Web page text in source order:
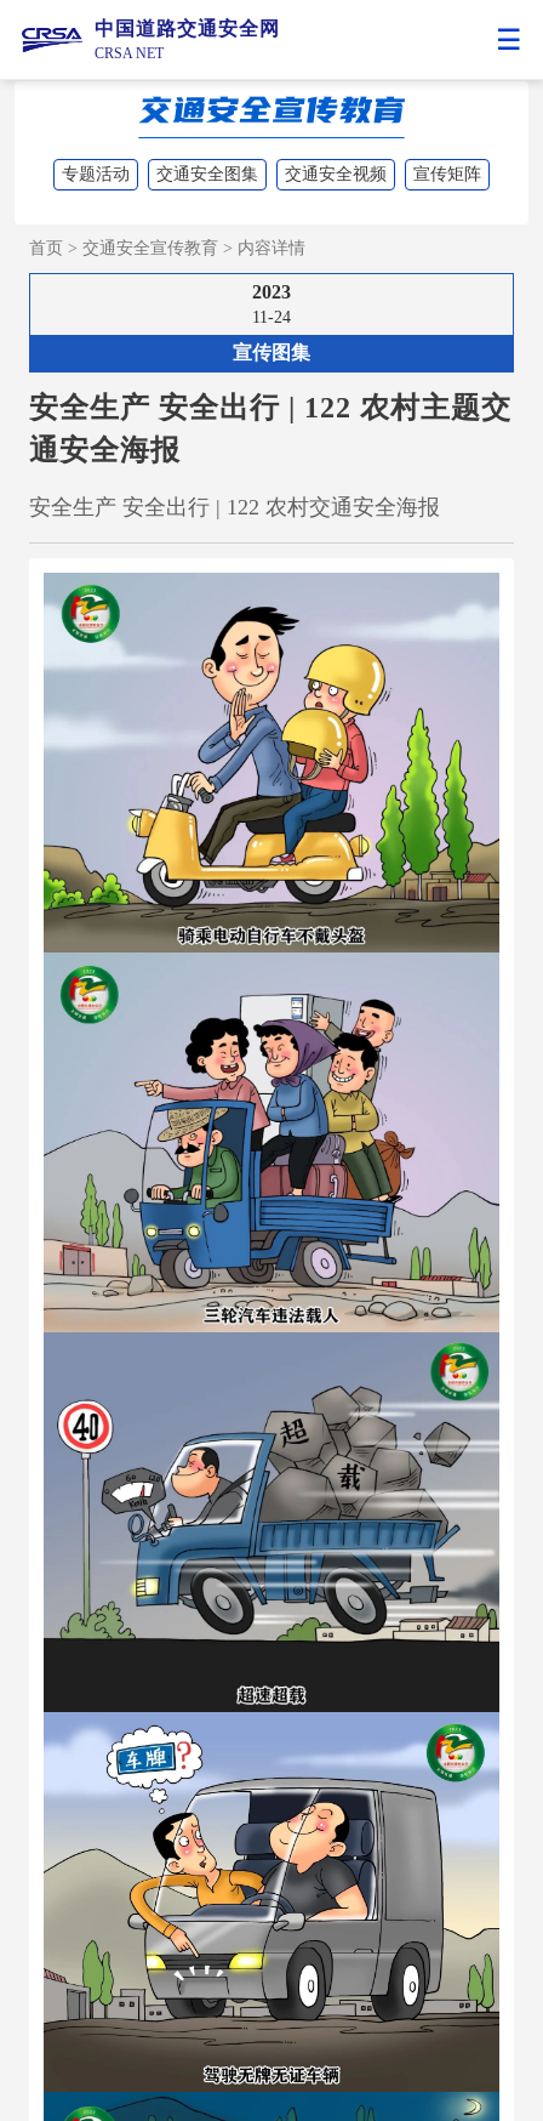
中国道路交通安全网
CRSA NET
专题活动 交通安全图集 交通安全视频 宣传矩阵
首页 > 交通安全宣传教育 > 内容详情
2023
11-24
宣传图集
安全生产 安全出行 | 122 农村主题交
通安全海报
安全生产 安全出行 | 122 农村交通安全海报